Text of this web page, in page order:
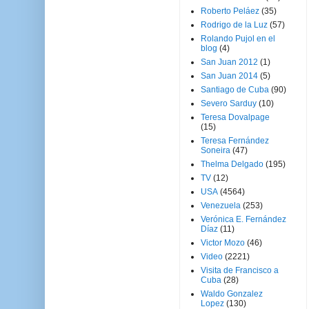
Roberto Peláez (35)
Rodrigo de la Luz (57)
Rolando Pujol en el
blog (4)
San Juan 2012 (1)
San Juan 2014 (5)
Santiago de Cuba (90)
Severo Sarduy (10)
Teresa Dovalpage
(15)
Teresa Fernández
Soneira (47)
Thelma Delgado (195)
TV (12)
USA (4564)
Venezuela (253)
Verónica E. Fernández
Díaz (11)
Victor Mozo (46)
Video (2221)
Visita de Francisco a
Cuba (28)
Waldo Gonzalez
Lopez (130)